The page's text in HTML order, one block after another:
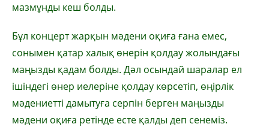
мазмұнды кеш болды.
Бұл концерт жарқын мәдени оқиға ғана емес,
сонымен қатар халық өнерін қолдау жолындағы
маңызды қадам болды. Дәл осындай шаралар ел
ішіндегі өнер иелеріне қолдау көрсетіп, өңірлік
мәдениетті дамытуға серпін берген маңызды
мәдени оқиға ретінде есте қалды деп сенеміз.